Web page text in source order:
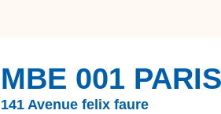
MBE 001
141 Avenue felix faure